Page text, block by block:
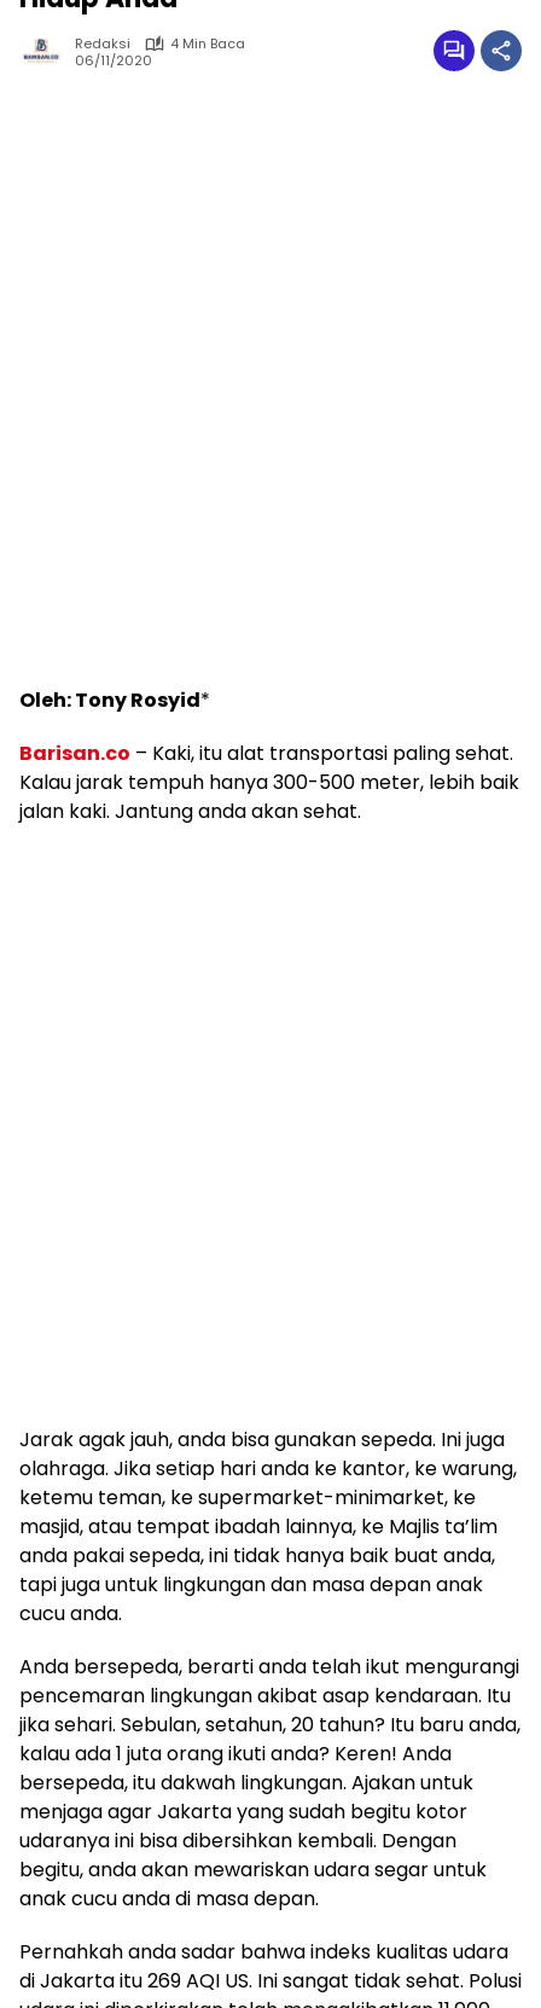
Redaksi
4 Min Baca
06/11/2020
Oleh: Tony Rosyid*
Barisan.co – Kaki, itu alat transportasi paling sehat.
Kalau jarak tempuh hanya 300-500 meter, lebih baik
jalan kaki. Jantung anda akan sehat.
Jarak agak jauh, anda bisa gunakan sepeda. Ini juga
olahraga. Jika setiap hari anda ke kantor, ke warung,
ketemu teman, ke supermarket-minimarket, ke
masjid, atau tempat ibadah lainnya, ke Majlis ta’lim
anda pakai sepeda, ini tidak hanya baik buat anda,
tapi juga untuk lingkungan dan masa depan anak
cucu anda.
Anda bersepeda, berarti anda telah ikut mengurangi
pencemaran lingkungan akibat asap kendaraan. Itu
jika sehari. Sebulan, setahun, 20 tahun? Itu baru anda,
kalau ada 1 juta orang ikuti anda? Keren! Anda
bersepeda, itu dakwah lingkungan. Ajakan untuk
menjaga agar Jakarta yang sudah begitu kotor
udaranya ini bisa dibersihkan kembali. Dengan
begitu, anda akan mewariskan udara segar untuk
anak cucu anda di masa depan.
Pernahkah anda sadar bahwa indeks kualitas udara
di Jakarta itu 269 AQI US. Ini sangat tidak sehat. Polusi